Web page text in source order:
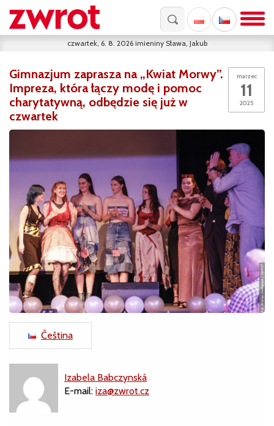
czwartek, 6. 8. 2026 imieniny Sława, Jakub
marzec
11
2025
Gimnazjum zaprasza na „Kwiat Morwy”.
Impreza, która łączy modę i pomoc
charytatywną, odbędzie się już w
czwartek
Čeština
Izabela Babczynská
E-mail: iza@zwrot.cz